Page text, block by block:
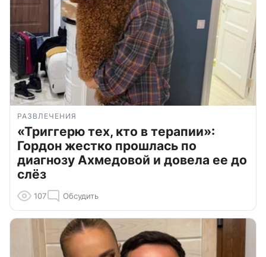
РАЗВЛЕЧЕНИЯ
«Триггерю тех, кто в терапии»:
Гордон жестко прошлась по
диагнозу Ахмедовой и довела ее до
слёз
107 Обсудить